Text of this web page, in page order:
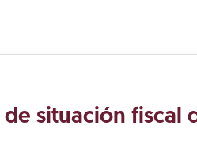
situación fiscal